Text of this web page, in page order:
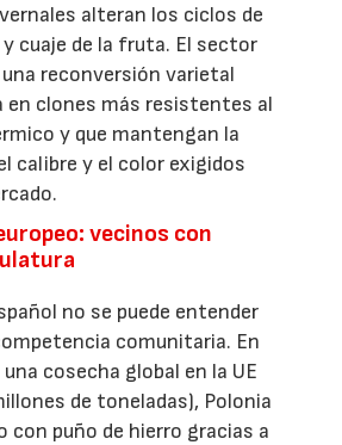
alteran los ciclos de
cuaje de la fruta. El sector
reconversión varietal
en clones más resistentes al
y que mantengan la
calibre y el color exigidos
vecinos con
no se puede entender
comunitaria. En
cosecha global en la UE
de toneladas), Polonia
con puño de hierro gracias a